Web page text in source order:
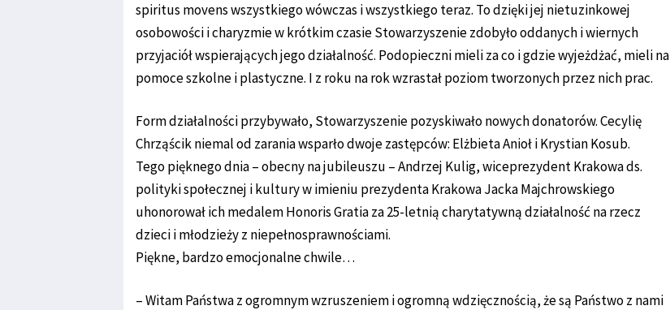
spiritus movens wszystkiego wówczas i wszystkiego teraz. To dzięki jej nietuzinkowej
osobowości i charyzmie w krótkim czasie Stowarzyszenie zdobyło oddanych i wiernych
przyjaciół wspierających jego działalność. Podopieczni mieli za co i gdzie wyjeżdżać, mieli na
pomoce szkolne i plastyczne. I z roku na rok wzrastał poziom tworzonych przez nich prac.
Form działalności przybywało, Stowarzyszenie pozyskiwało nowych donatorów. Cecylię
Chrząścik niemal od zarania wsparło dwoje zastępców: Elżbieta Anioł i Krystian Kosub.
Tego pięknego dnia – obecny na jubileuszu – Andrzej Kulig, wiceprezydent Krakowa ds.
polityki społecznej i kultury w imieniu prezydenta Krakowa Jacka Majchrowskiego
uhonorował ich medalem Honoris Gratia za 25-letnią charytatywną działalność na rzecz
dzieci i młodzieży z niepełnosprawnościami.
Piękne, bardzo emocjonalne chwile…
– Witam Państwa z ogromnym wzruszeniem i ogromną wdzięcznością, że są Państwo z nami